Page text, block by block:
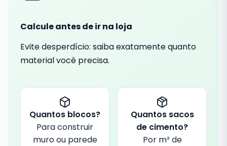
Calcule antes de ir na loja
Evite desperdício: saiba exatamente quanto
material você precisa.
Quantos blocos?
Para construir
muro ou parede
Quantos sacos
de cimento?
Por m² de